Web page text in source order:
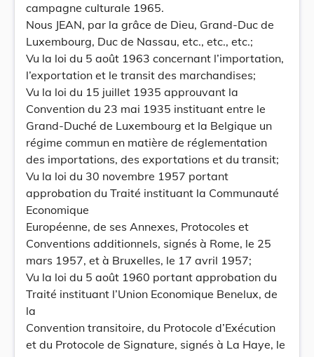
campagne culturale 1965.
Nous JEAN, par la grâce de Dieu, Grand-Duc de
Luxembourg, Duc de Nassau, etc., etc., etc.;
Vu la loi du 5 août 1963 concernant l’importation,
l’exportation et le transit des marchandises;
Vu la loi du 15 juillet 1935 approuvant la
Convention du 23 mai 1935 instituant entre le
Grand-Duché de Luxembourg et la Belgique un
régime commun en matière de réglementation
des importations, des exportations et du transit;
Vu la loi du 30 novembre 1957 portant
approbation du Traité instituant la Communauté
Economique
Européenne, de ses Annexes, Protocoles et
Conventions additionnels, signés à Rome, le 25
mars 1957, et à Bruxelles, le 17 avril 1957;
Vu la loi du 5 août 1960 portant approbation du
Traité instituant l’Union Economique Benelux, de
la
Convention transitoire, du Protocole d’Exécution
et du Protocole de Signature, signés à La Haye, le